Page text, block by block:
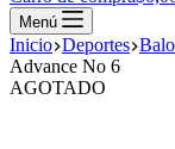
Menú
Inicio Deportes
Advance No 6
AGOTADO